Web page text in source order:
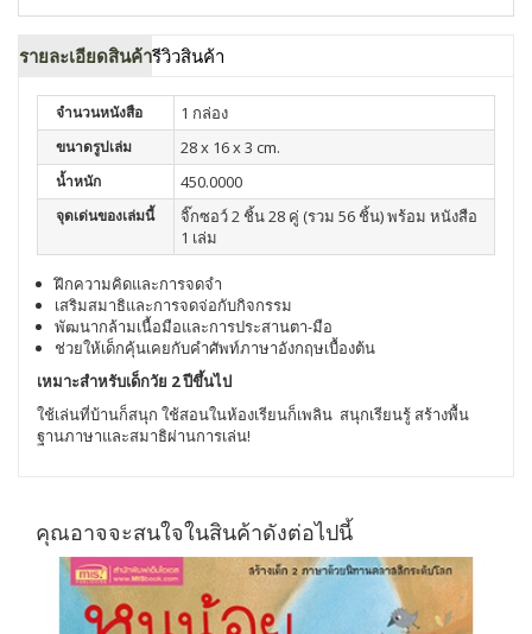
รายละเอียดสินค้ารีวิวสินค้า
จำนวนหนังสือ 1 กล่อง
ขนาดรูปเล่ม 28 x 16 x 3 cm.
น้ำหนัก 450.0000
จุดเด่นของเล่มนี้
จิ๊กซอว์ 2 ชิ้น 28 คู่ (รวม 56 ชิ้น) พร้อม หนังสือ
1 เล่ม
ฝึกความคิดและการจดจำ
เสริมสมาธิและการจดจ่อกับกิจกรรม
พัฒนากล้ามเนื้อมือและการประสานตา-มือ
ช่วยให้เด็กคุ้นเคยกับคำศัพท์ภาษาอังกฤษเบื้องต้น
เหมาะสำหรับเด็กวัย 2 ปีขึ้นไป
ใช้เล่นที่บ้านก็สนุก ใช้สอนในห้องเรียนก็เพลิน สนุกเรียนรู้ สร้างพื้น
ฐานภาษาและสมาธิผ่านการเล่น!
คุณอาจจะสนใจในสินค้าดังต่อไปนี้